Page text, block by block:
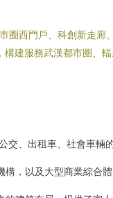
圈西門戶、科創新走廊
建服務武漢都市圈、
交、出租車、社會車輛
，以及大型商業綜合